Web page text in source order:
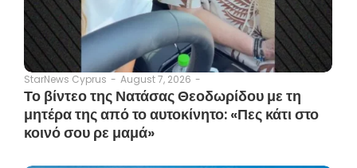
StarNews Cyprus - August 7, 2026 -
Το βίντεο της Νατάσας Θεοδωρίδου με τη
μητέρα της από το αυτοκίνητο: «Πες κάτι στο
κοινό σου ρε μαμά»